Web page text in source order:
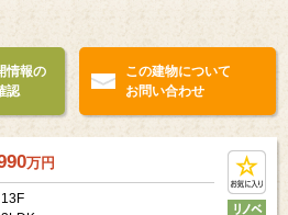
情報の
認
この建物について
お問い合わせ
万 円
13F